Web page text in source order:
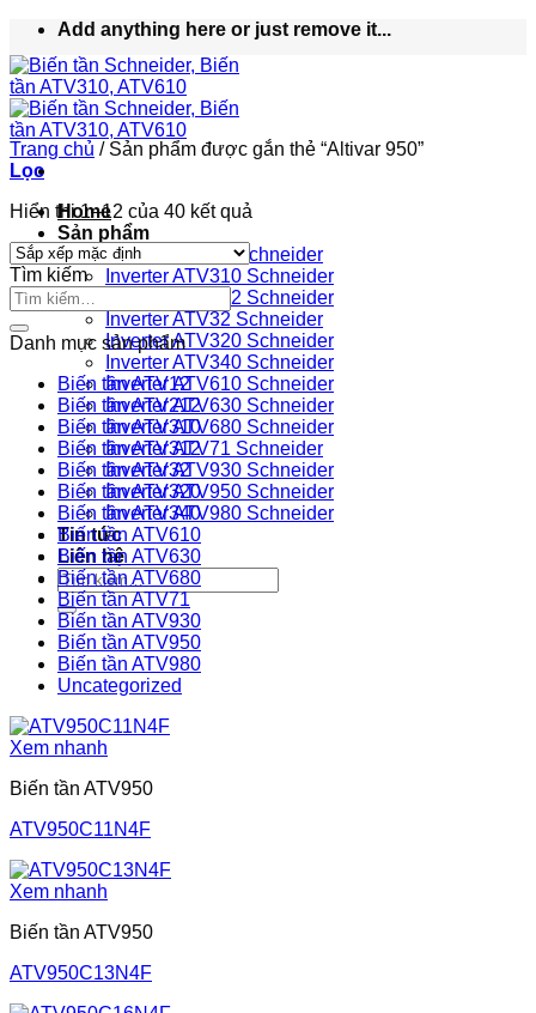
nội
dung
Add anything here or just remove it...
Home
Sản phẩm
Inverter ATV12 Schneider
Inverter ATV310 Schneider
Inverter ATV312 Schneider
Inverter ATV32 Schneider
Inverter ATV320 Schneider
Inverter ATV340 Schneider
Inverter ATV610 Schneider
Inverter ATV630 Schneider
Inverter ATV680 Schneider
Inverter ATV71 Schneider
Inverter ATV930 Schneider
Inverter ATV950 Schneider
Inverter ATV980 Schneider
Tin tức
Liên hệ
Tìm
kiếm:
Trang chủ /Sản phẩm được gắn thẻ “Altivar 950”
Lọc
Hiển thị 1–12 của 40 kết quả
Tìm kiếm
Danh mục sản phẩm
Biến tần ATV12
Biến tần ATV212
Biến tần ATV310
Biến tần ATV312
Biến tần ATV32
Biến tần ATV320
Biến tần ATV340
Biến tần ATV610
Biến tần ATV630
Biến tần ATV680
Biến tần ATV71
Biến tần ATV930
Biến tần ATV950
Biến tần ATV980
Uncategorized
Xem nhanh
Biến tần ATV950
ATV950C11N4F
Xem nhanh
Biến tần ATV950
ATV950C13N4F